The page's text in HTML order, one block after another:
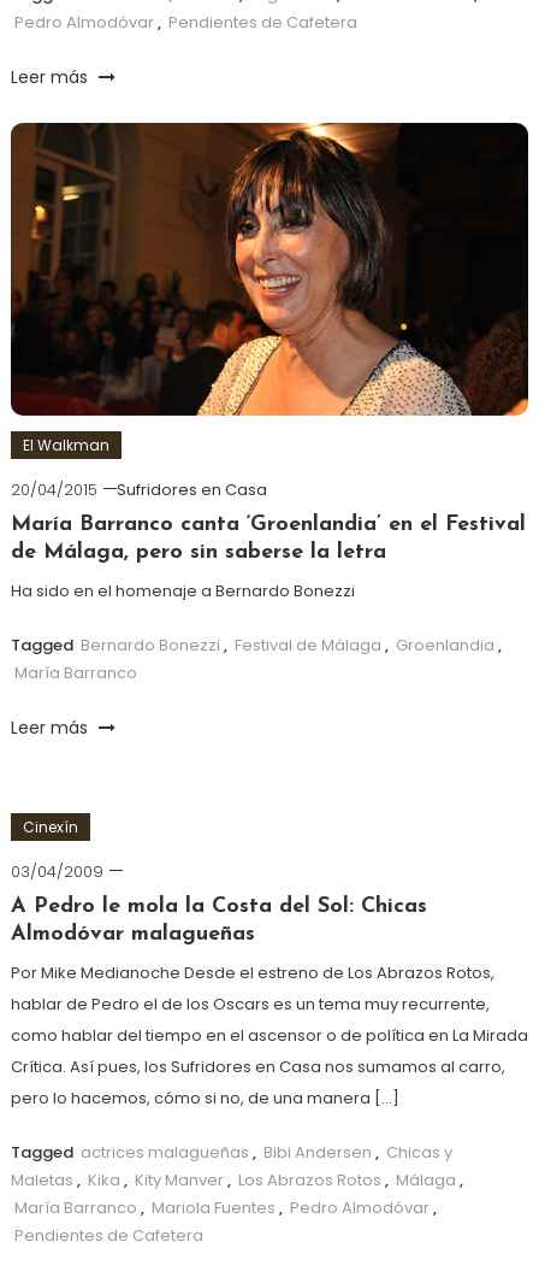
Pedro Almodóvar, Pendientes de Cafetera
Leer más
El Walkman
20/04/2015
Sufridores en Casa
María Barranco canta ‘Groenlandia’ en el Festival
de Málaga, pero sin saberse la letra
Ha sido en el homenaje a Bernardo Bonezzi
Tagged Bernardo Bonezzi , Festival de Málaga , Groenlandia ,
María Barranco
Leer más
Cinexín
03/04/2009
A Pedro le mola la Costa del Sol: Chicas
Almodóvar malagueñas
Por Mike Medianoche Desde el estreno de Los Abrazos Rotos,
hablar de Pedro el de los Oscars es un tema muy recurrente,
como hablar del tiempo en el ascensor o de política en La Mirada
Crítica. Así pues, los Sufridores en Casa nos sumamos al carro,
pero lo hacemos, cómo si no, de una manera […]
Tagged actrices malagueñas , Bibi Andersen , Chicas y
Maletas , Kika , Kity Manver, Los Abrazos Rotos , Málaga ,
María Barranco , Mariola Fuentes , Pedro Almodóvar,
Pendientes de Cafetera